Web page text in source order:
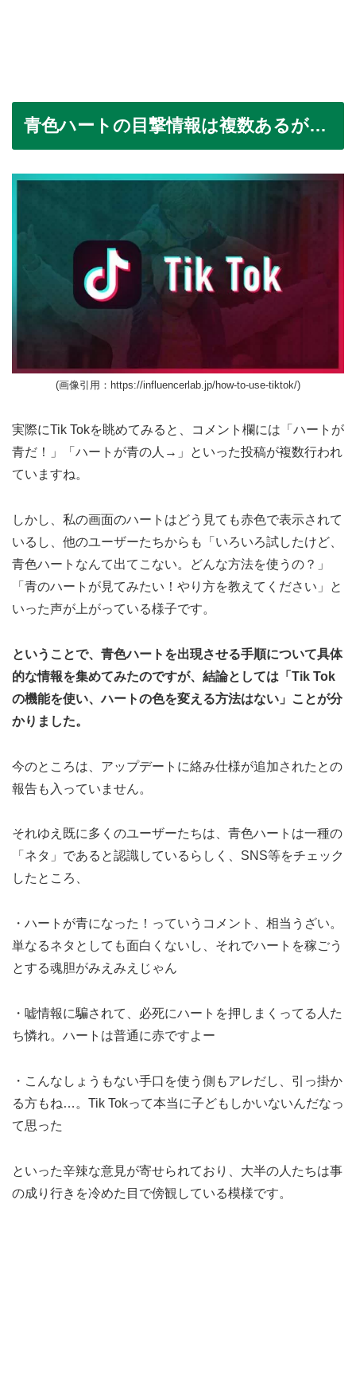
青色ハートの目撃情報は複数あるが…
(画像引用：https://influencerlab.jp/how-to-use-tiktok/)
実際にTik Tokを眺めてみると、コメント欄には「ハートが
青だ！」「ハートが青の人→」といった投稿が複数行われ
ていますね。
しかし、私の画面のハートはどう見ても赤色で表示されて
いるし、他のユーザーたちからも「いろいろ試したけど、
青色ハートなんて出てこない。どんな方法を使うの？」
「青のハートが見てみたい！やり方を教えてください」と
いった声が上がっている様子です。
ということで、青色ハートを出現させる手順について具体
的な情報を集めてみたのですが、結論としては「Tik Tok
の機能を使い、ハートの色を変える方法はない」ことが分
かりました。
今のところは、アップデートに絡み仕様が追加されたとの
報告も入っていません。
それゆえ既に多くのユーザーたちは、青色ハートは一種の
「ネタ」であると認識しているらしく、SNS等をチェック
したところ、
・ハートが青になった！っていうコメント、相当うざい。
単なるネタとしても面白くないし、それでハートを稼ごう
とする魂胆がみえみえじゃん
・嘘情報に騙されて、必死にハートを押しまくってる人た
ち憐れ。ハートは普通に赤ですよー
・こんなしょうもない手口を使う側もアレだし、引っ掛か
る方もね…。Tik Tokって本当に子どもしかいないんだなっ
て思った
といった辛辣な意見が寄せられており、大半の人たちは事
の成り行きを冷めた目で傍観している模様です。